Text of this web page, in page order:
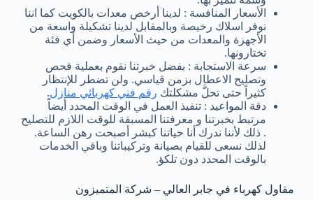
الأسعار المنافسة : لدينا أرخص معدات بالكويت كما اننا
نوفر اسلاك رخيصة وبالمقابل لدينا تشكيلة واسعة من
الأجهزة والمعدات من حيث الأسعار وضمن أي فئة
تختارونها.
سرعة الاستجابة : بفضل خبرتنا نقوم بعملية فحص
وتصليح الاعطال بزمن قياسي. ولن تضطر للإنتظار
كثيراً حتى تحلَّ مشكلتك رقم فني كهربائي منازل.
دقة المواعيد : تنفيذ العمل في الوقت المحدد أيضاً
مرتبط بخبرتنا و معرفتنا المسبقة للوقت اللازم للتصليح
. ذلك لأننا ندرك أنا حياتنا كبشر أصبحت رهن الساعة.
لذلك نسعى للقيام بصيانة وتركيباتنا وباقي الخدمات
بالوقت المحدد دون تلكؤ.
مقاول كهرباء في جابر العالي – شركة المتميزون